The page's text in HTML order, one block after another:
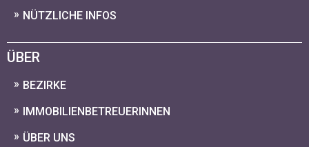
NÜTZLICHE INFOS
ÜBER
BEZIRKE
IMMOBILIENBETREUERINNEN
ÜBER UNS